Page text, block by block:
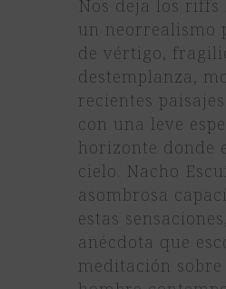
Nos deja los riffs
un neorrealismo
de vértigo,
destemplanza,
recientes
con una leve
horizonte donde
cielo. Nacho
asombrosa
estas
anécdota que
meditación